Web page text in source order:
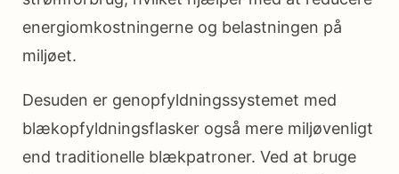
energiomkostningerne og belastningen på
miljøet.
Desuden er genopfyldningssystemet med
blækopfyldningsflasker også mere miljøvenligt
end traditionelle blækpatroner. Ved at bruge